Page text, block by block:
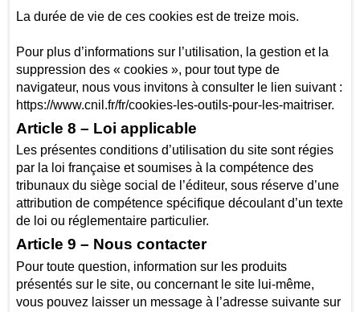
La durée de vie de ces cookies est de treize mois.
Pour plus d’informations sur l’utilisation, la gestion et la
suppression des « cookies », pour tout type de
navigateur, nous vous invitons à consulter le lien suivant :
https://www.cnil.fr/fr/cookies-les-outils-pour-les-maitriser.
Article 8 – Loi applicable
Les présentes conditions d’utilisation du site sont régies
par la loi française et soumises à la compétence des
tribunaux du siège social de l’éditeur, sous réserve d’une
attribution de compétence spécifique découlant d’un texte
de loi ou réglementaire particulier.
Article 9 – Nous contacter
Pour toute question, information sur les produits
présentés sur le site, ou concernant le site lui-même,
vous pouvez laisser un message à l’adresse suivante sur